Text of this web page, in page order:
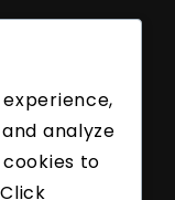
Nurgad,
analyze
to